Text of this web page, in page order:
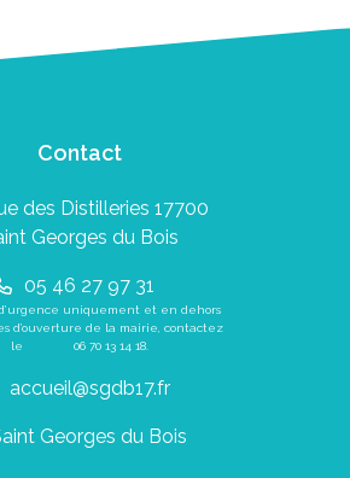
Contact
des Distilleries 17700
Georges du Bois
05 46 27 97 31
d’urgence uniquement et en dehors
d’ouverture de la mairie, contactez
le 06 70 13 14 18
accueil@sgdb17.fr
Georges du Bois